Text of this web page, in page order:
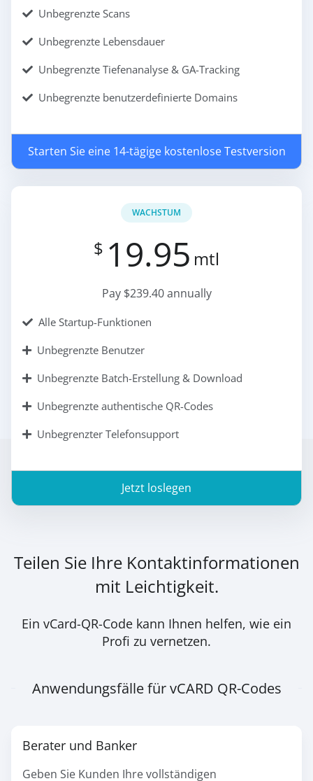
Unbegrenzte Scans
Unbegrenzte Lebensdauer
Unbegrenzte Tiefenanalyse & GA-Tracking
Unbegrenzte benutzerdefinierte Domains
Starten Sie eine 14-tägige kostenlose Testversion
WACHSTUM
$ 19.95 mtl
Pay $239.40 annually
Alle Startup-Funktionen
Unbegrenzte Benutzer
Unbegrenzte Batch-Erstellung & Download
Unbegrenzte authentische QR-Codes
Unbegrenzter Telefonsupport
Jetzt loslegen
Teilen Sie Ihre Kontaktinformationen
mit Leichtigkeit.
Ein vCard-QR-Code kann Ihnen helfen, wie ein
Profi zu vernetzen.
Anwendungsfälle für vCARD QR-Codes
Berater und Banker
Geben Sie Kunden Ihre vollständigen